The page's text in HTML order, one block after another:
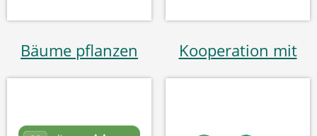
Bäume pflanzen Kooperation mit